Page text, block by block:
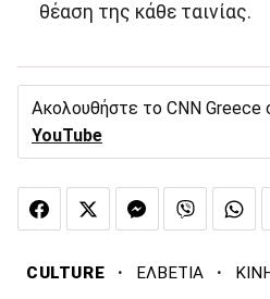
θέαση της κάθε ταινίας.
Ακολουθήστε το CNN Greece
YouTube
CULTURE · ΕΛΒΕΤΙΑ ·